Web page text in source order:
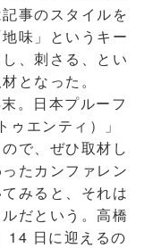
事のスタイルを
味」というキー
、刺さる、とい
となった。
。日本プルーフ
エンティ）」
で、ぜひ取材し
たカンファレン
みると、それは
だという。高橋
14 日に迎えるの